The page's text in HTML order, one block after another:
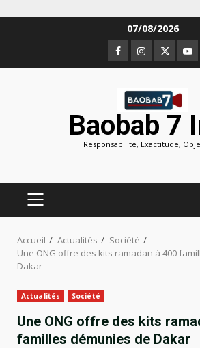
07/08/2026
Facebook
Instagram
Twitter
Baobab 7
Responsabilité, Exactitude,
MENU
PRINCIPAL
Accueil Actualités
Société
Une ONG offre des kits ramadan à 400
Dakar
Actualités Société
Une ONG offre des kits
familles démunies de Dakar